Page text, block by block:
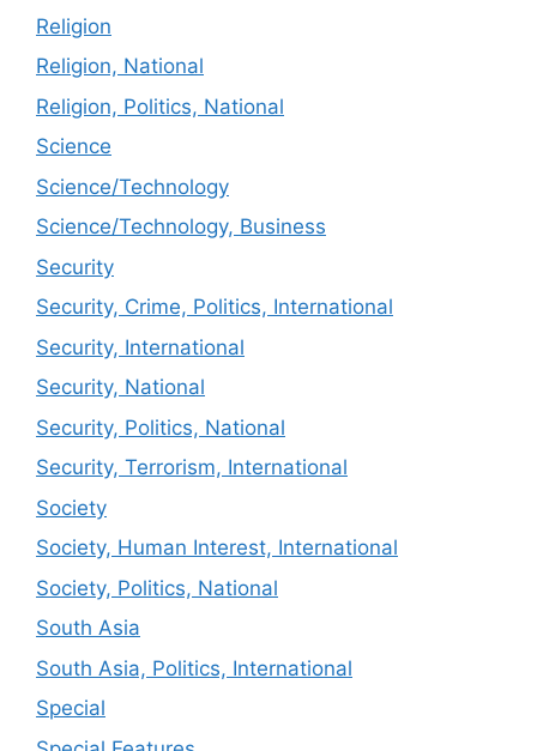
Religion
Religion, National
Religion, Politics, National
Science
Science/Technology
Science/Technology, Business
Security
Security, Crime, Politics, International
Security, International
Security, National
Security, Politics, National
Security, Terrorism, International
Society
Society, Human Interest, International
Society, Politics, National
South Asia
South Asia, Politics, International
Special